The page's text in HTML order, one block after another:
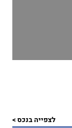
לצפייה בנכס >